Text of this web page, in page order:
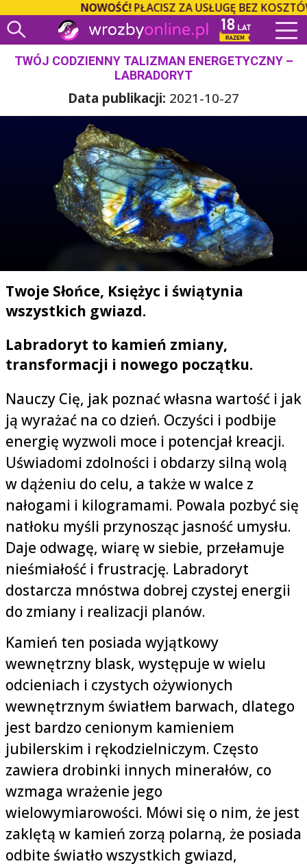
NOWOŚĆ!PŁACISZ ZA USŁUGĘ BEZ KOSZTÓW
TWÓJ CODZIENNY TALIZMAN ENERGETYCZNY –
LABRADORYT
Data publikacji: 2021-10-27
Twoje Słońce, Księżyc i świątynia
wszystkich gwiazd.
Labradoryt to kamień zmiany,
transformacji i nowego początku.
Nauczy Cię, jak poznać własna wartość i jak
ją wyrażać na co dzień. Oczyści i podbije
energię wyzwoli moce i potencjał kreacji.
Uświadomi zdolności i obdarzy silną wolą
w dążeniu do celu, a także w walce z
nałogami i kilogramami. Powala pozbyć się
natłoku myśli przynosząc jasność umysłu.
Daje odwagę, wiarę w siebie, przełamuje
nieśmiałość i frustrację. Labradoryt
dostarcza mnóstwa dobrej czystej energii
do zmiany i realizacji planów.
Kamień ten posiada wyjątkowy
wewnętrzny blask, występuje w wielu
odcieniach i czystych ożywionych
wewnętrznym światłem barwach, dlatego
jest bardzo cenionym kamieniem
jubilerskim i rękodzielniczym. Często
zawiera drobinki innych minerałów, co
wzmaga wrażenie jego
wielowymiarowości. Mówi się o nim, że jest
zaklętą w kamień zorzą polarną, że posiada
odbite światło wszystkich gwiazd,